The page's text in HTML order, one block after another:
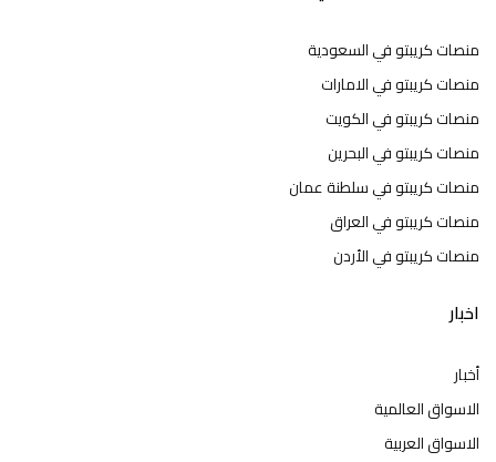
منصات كريبتو في السعودية
منصات كريبتو في الامارات
منصات كريبتو في الكويت
منصات كريبتو في البحرين
منصات كريبتو في سلطنة عمان
منصات كريبتو في العراق
منصات كريبتو في الأردن
اخبار
أخبار
الاسواق العالمية
الاسواق العربية